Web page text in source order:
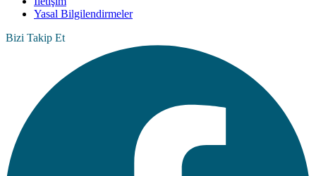
Yasal Bilgilendirmeler
Bizi Takip Et